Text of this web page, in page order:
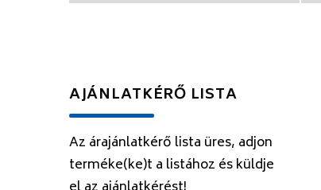
AJÁNLATKÉRŐ LISTA
Az árajánlatkérő lista üres, adjon
terméke(ke)t a listához és küldje